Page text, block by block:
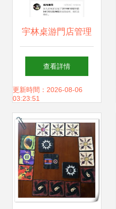
宇林桌游門店管理
系統V0.1.29安卓官
方版 提升運營效率
的智能助手
查看詳情
更新時間：2026-08-06
03:23:51